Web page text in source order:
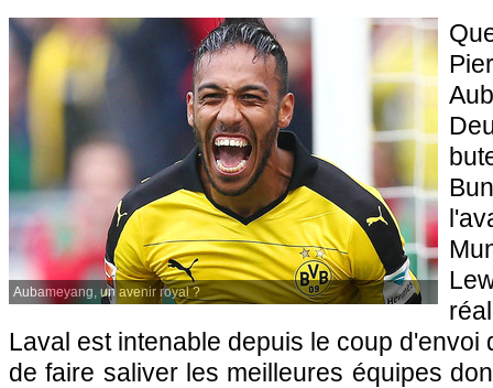
Aubameyang, un avenir royal ?
Laval est intenable depuis le coup d'envoi
de faire saliver les meilleures équipes